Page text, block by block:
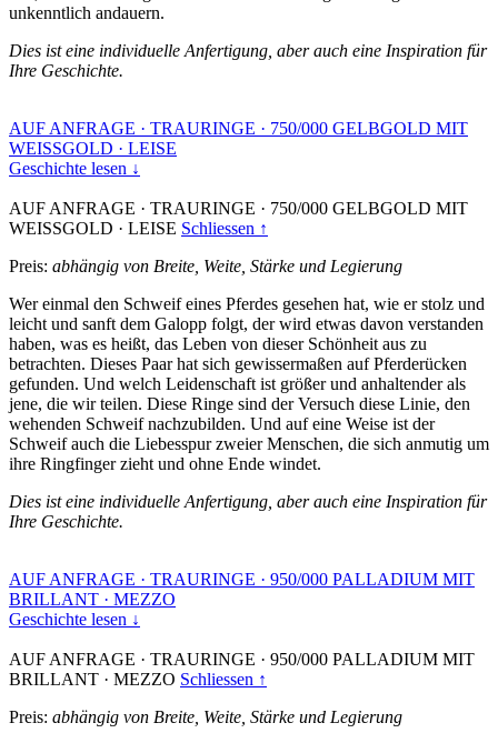
unkenntlich andauern.
Dies ist eine individuelle Anfertigung, aber auch eine Inspiration für
Ihre Geschichte.
AUF ANFRAGE · TRAURINGE · 750/000 GELBGOLD MIT
WEISSGOLD · LEISE
Geschichte lesen ↓
AUF ANFRAGE · TRAURINGE · 750/000 GELBGOLD MIT
WEISSGOLD · LEISE Schliessen ↑
Preis: abhängig von Breite, Weite, Stärke und Legierung
Wer einmal den Schweif eines Pferdes gesehen hat, wie er stolz und
leicht und sanft dem Galopp folgt, der wird etwas davon verstanden
haben, was es heißt, das Leben von dieser Schönheit aus zu
betrachten. Dieses Paar hat sich gewissermaßen auf Pferderücken
gefunden. Und welch Leidenschaft ist größer und anhaltender als
jene, die wir teilen. Diese Ringe sind der Versuch diese Linie, den
wehenden Schweif nachzubilden. Und auf eine Weise ist der
Schweif auch die Liebesspur zweier Menschen, die sich anmutig um
ihre Ringfinger zieht und ohne Ende windet.
Dies ist eine individuelle Anfertigung, aber auch eine Inspiration für
Ihre Geschichte.
AUF ANFRAGE · TRAURINGE · 950/000 PALLADIUM MIT
BRILLANT · MEZZO
Geschichte lesen ↓
AUF ANFRAGE · TRAURINGE · 950/000 PALLADIUM MIT
BRILLANT · MEZZO Schliessen ↑
Preis: abhängig von Breite, Weite, Stärke und Legierung